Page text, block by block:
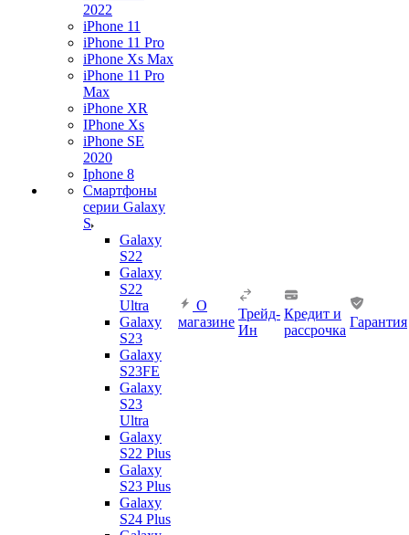
2022
iPhone 11
iPhone 11 Pro
iPhone Xs Max
iPhone 11 Pro
Max
iPhone XR
IPhone Xs
iPhone SE
2020
Iphone 8
Смартфоны
серии Galaxy
S
Galaxy
S22
Galaxy
S22
Ultra
Galaxy
S23
Galaxy
S23FE
Galaxy
S23
Ultra
Galaxy
S22 Plus
Galaxy
S23 Plus
Galaxy
S24 Plus
О
магазине
Трейд-
Ин
Кредит и
рассрочка
Гарантия